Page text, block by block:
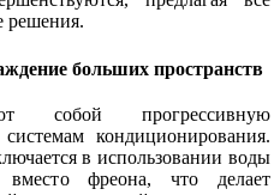
решения.
больших пространств
собой прогрессивную
кондиционирования.
в использовании воды
вместо фреона, что делает